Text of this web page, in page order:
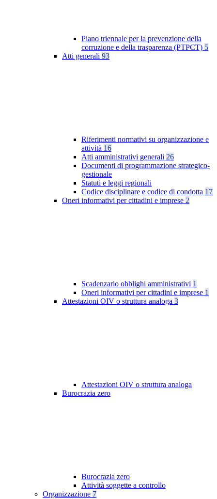
Piano triennale per la prevenzione della
corruzione e della trasparenza (PTPCT) 5
Atti generali 93
Riferimenti normativi su organizzazione e
attività 16
Atti amministrativi generali 26
Documenti di programmazione strategico-
gestionale
Statuti e leggi regionali
Codice disciplinare e codice di condotta 17
Oneri informativi per cittadini e imprese 2
Scadenzario obblighi amministrativi 1
Oneri informativi per cittadini e imprese 1
Attestazioni OIV o struttura analoga 3
Attestazioni OIV o struttura analoga
Burocrazia zero
Burocrazia zero
Attività soggette a controllo
Organizzazione 7